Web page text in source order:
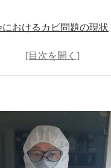
おけるカビ問題の現状
カビ対策の重要性